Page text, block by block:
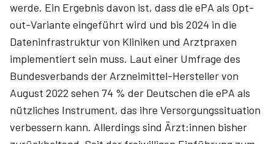
werde. Ein Ergebnis davon ist, dass die ePA als Opt-
out-Variante eingeführt wird und bis 2024 in die
Dateninfrastruktur von Kliniken und Arztpraxen
implementiert sein muss. Laut einer Umfrage des
Bundesverbands der Arzneimittel-Hersteller von
August 2022 sehen 74 % der Deutschen die ePA als
nützliches Instrument, das ihre Versorgungssituation
verbessern kann. Allerdings sind Ärzt:innen bisher